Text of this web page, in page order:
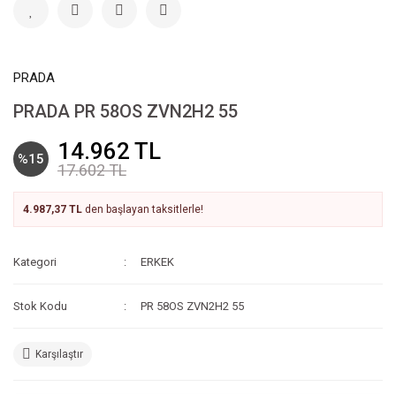
PRADA
PRADA PR 58OS ZVN2H2 55
%15 14.962 TL
17.602 TL
4.987,37 TL den başlayan taksitlerle!
Kategori ERKEK
Stok Kodu PR 58OS ZVN2H2 55
Karşılaştır